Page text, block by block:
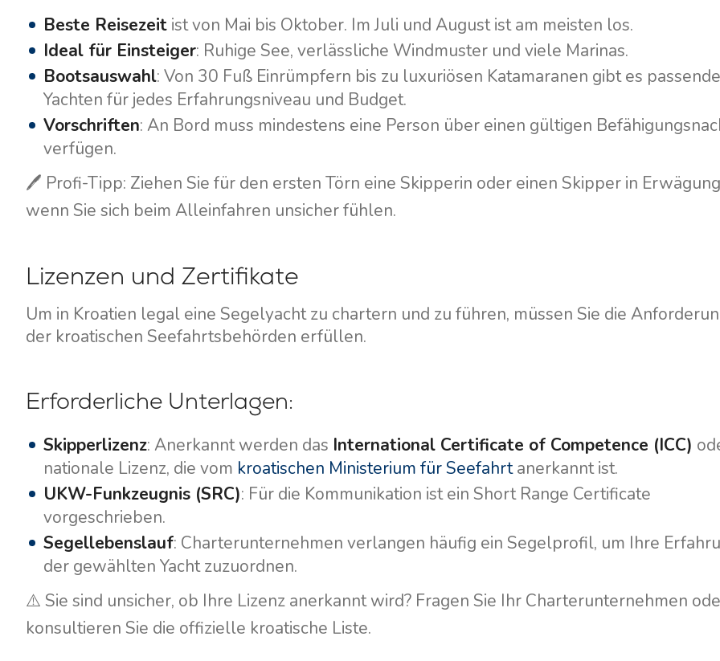
Beste Reisezeit ist von Mai bis Oktober. Im Juli und August ist am meisten los.
Ideal für Einsteiger: Ruhige See, verlässliche Windmuster und viele Marinas.
Bootsauswahl: Von 30 Fuß Einrümpfern bis zu luxuriösen Katamaranen gibt es passende
Yachten für jedes Erfahrungsniveau und Budget.
Vorschriften: An Bord muss mindestens eine Person über einen gültigen
verfügen.
🖊️ Profi-Tipp: Ziehen Sie für den ersten Törn eine Skipperin oder einen Skipper in
wenn Sie sich beim Alleinfahren unsicher fühlen.
Lizenzen und Zertifikate
Um in Kroatien legal eine Segelyacht zu chartern und zu führen, müssen Sie die
der kroatischen Seefahrtsbehörden erfüllen.
Erforderliche Unterlagen:
Skipperlizenz: Anerkannt werden das International Certificate of Competence (ICC)
nationale Lizenz, die vom kroatischen Ministerium für Seefahrtanerkannt ist.
UKW-Funkzeugnis (SRC): Für die Kommunikation ist ein Short Range Certificate
vorgeschrieben.
Segellebenslauf: Charterunternehmen verlangen häufig ein Segelprofil, um Ihre
der gewählten Yacht zuzuordnen.
⚠️ Sie sind unsicher, ob Ihre Lizenz anerkannt wird? Fragen Sie Ihr Charterunternehmen
konsultieren Sie die offizielle kroatische Liste.
Kontakt
Über uns
Häufig gestellte Fragen
Unsere Flotte
Motorboote
Motorkatamarane
Motoryachten
Dienstleistungen
Flotillen Yachtcharter
Yacht-Investition
Fernsegelassistent
Destinations
Vodice
Rogoznica
Segelregion Split
Trogir
Segelregion Dubrovnik
Segelregion Kvarner